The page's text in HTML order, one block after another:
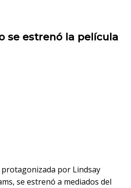
se estrenó la película
protagonizada por Lindsay
se estrenó a mediados del